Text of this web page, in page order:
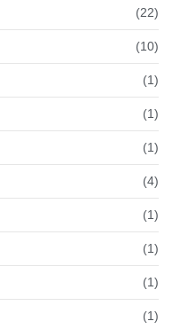
(22)
(10)
(1)
(1)
(1)
(4)
(1)
(1)
(1)
(1)